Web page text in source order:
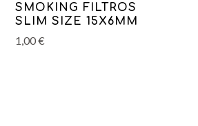
SMOKING FILTROS
SLIM SIZE 15X6MM
1,00€